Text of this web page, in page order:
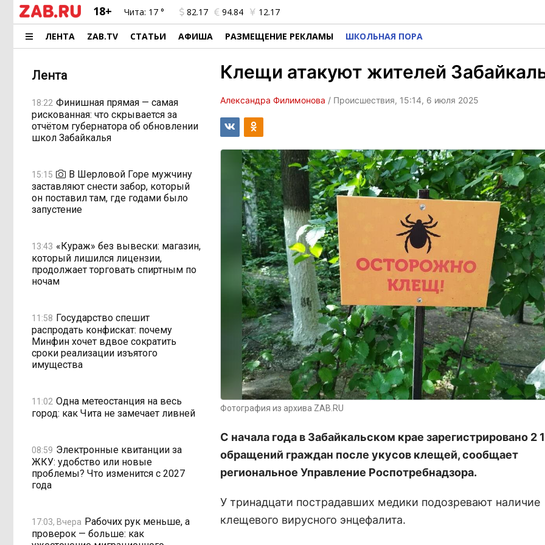
18+ Чита: 17 ° 82.17 94.84 12.17
ЛЕНТА ZAB.TV СТАТЬИ АФИША РАЗМЕЩЕНИЕ РЕКЛАМЫ ШКОЛЬНАЯ ПОРА
Лента
18:22 Финишная прямая — самая
рискованная: что скрывается за
отчётом губернатора об обновлении
школ Забайкалья
15:15
В Шерловой Горе мужчину
заставляют снести забор, который
он поставил там, где годами было
запустение
13:43 «Кураж» без вывески: магазин,
который лишился лицензии,
продолжает торговать спиртным по
ночам
11:58 Государство спешит
распродать конфискат: почему
Минфин хочет вдвое сократить
сроки реализации изъятого
имущества
11:02 Одна метеостанция на весь
город: как Чита не замечает ливней
08:59 Электронные квитанции за
ЖКУ: удобство или новые
проблемы? Что изменится с 2027
года
17:03, Вчера Рабочих рук меньше, а
проверок — больше: как
Клещи атакуют жителей
Александра Филимонова / Происшествия, 15:14, 6 июля 2025
Фотография из архива ZAB.RU
С начала года в Забайкальском крае зарегистрировано 2
обращений граждан после укусов клещей, сообщает
региональное Управление Роспотребнадзора.
У тринадцати пострадавших медики подозревают наличие
клещевого вирусного энцефалита.